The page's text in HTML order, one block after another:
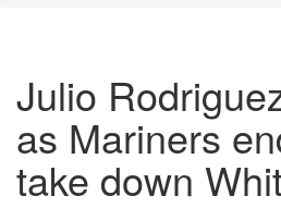
Julio
as Mariners
take down